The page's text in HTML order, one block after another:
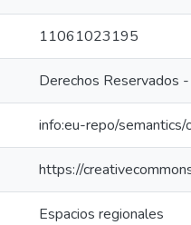
11061023195
Derechos Reservados
info:eu-repo/semantics/
https://
Espacios regionales